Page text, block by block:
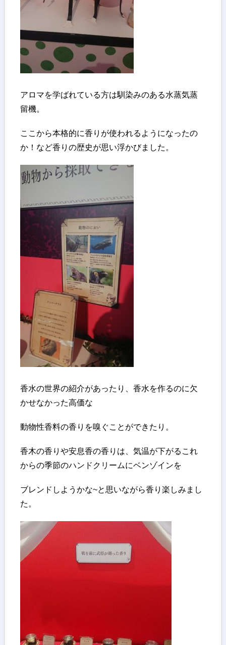
アロマを学ばれている方は馴染みのある水蒸気蒸
留機。
ここから本格的に香りが使われるようになったの
か！など香りの歴史が思い浮かびました。
香水の世界の紹介があったり、香水を作るのに欠
かせなかった高価な
動物性香料の香りを嗅ぐことができたり。
香木の香りや安息香の香りは、気温が下がるこれ
からの季節のハンドクリームにベンゾインを
ブレンドしようかな~と思いながら香り楽しみまし
た。